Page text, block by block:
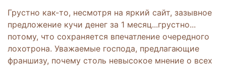
Грустно как-то, несмотря на яркий сайт, зазывное
предложение кучи денег за 1 месяц...грустно...
потому, что сохраняется впечатление очередного
лохотрона. Уважаемые господа, предлагающие
франшизу, почему столь невысокое мнение о всех